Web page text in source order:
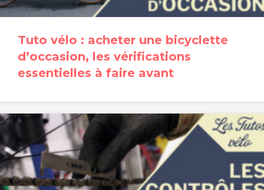
Tuto vélo : acheter une bicyclette
d’occasion, les vérifications
essentielles à faire avant